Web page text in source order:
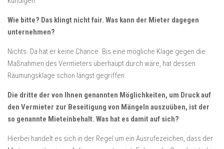
Wie bitte? Das klingt nicht fair. Was kann der Mieter dagegen
unternehmen?
Nichts. Da hat er keine Chance. Bis eine mögliche Klage gegen die
Maßnahmen des Vermieters überhaupt durch wäre, hat dessen
Räumungsklage schon längst gegriffen.
Die dritte der von Ihnen genannten Möglichkeiten, um Druck auf
den Vermieter zur Beseitigung von Mängeln auszuüben, ist der
so genannte Mieteinbehalt. Was hat es damit auf sich?
Hierbei handelt es sich in der Regel um ein Ausrufezeichen, dass der